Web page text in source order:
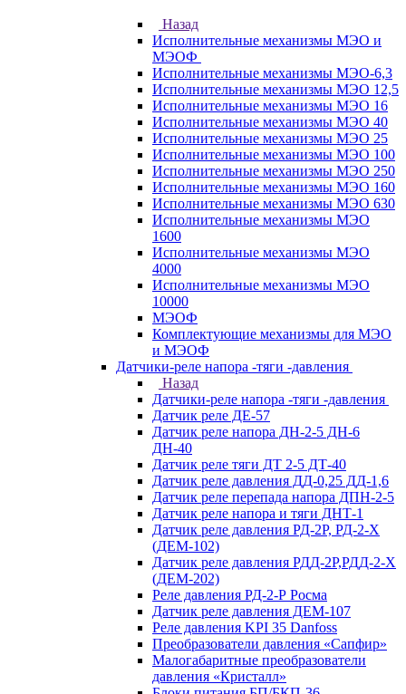
Назад
Исполнительные механизмы МЭО и
МЭОФ
Исполнительные механизмы МЭО-6,3
Исполнительные механизмы МЭО 12,5
Исполнительные механизмы МЭО 16
Исполнительные механизмы МЭО 40
Исполнительные механизмы МЭО 25
Исполнительные механизмы МЭО 100
Исполнительные механизмы МЭО 250
Исполнительные механизмы МЭО 160
Исполнительные механизмы МЭО 630
Исполнительные механизмы МЭО
1600
Исполнительные механизмы МЭО
4000
Исполнительные механизмы МЭО
10000
МЭОФ
Комплектующие механизмы для МЭО
и МЭОФ
Датчики-реле напора -тяги -давления
Назад
Датчики-реле напора -тяги -давления
Датчик реле ДЕ-57
Датчик реле напора ДН-2-5 ДН-6
ДН-40
Датчик реле тяги ДТ 2-5 ДТ-40
Датчик реле давления ДД-0,25 ДД-1,6
Датчик реле перепада напора ДПН-2-5
Датчик реле напора и тяги ДНТ-1
Датчик реле давления РД-2Р, РД-2-Х
(ДЕМ-102)
Датчик реле давления РДД-2Р,РДД-2-Х
(ДЕМ-202)
Реле давления РД-2-Р Росма
Датчик реле давления ДЕМ-107
Реле давления KPI 35 Danfoss
Преобразователи давления «Сапфир»
Малогабаритные преобразователи
давления «Кристалл»